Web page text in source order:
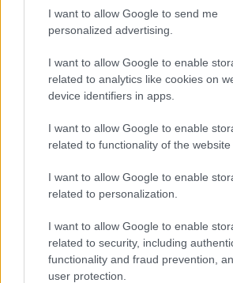
I want to allow Google to send me
personalized advertising.
I want to allow Google to enable
related to analytics like cookies on
device identifiers in apps.
I want to allow Google to enable
related to functionality of the website
I want to allow Google to enable
related to personalization.
I want to allow Google to enable
related to security, including
functionality and fraud prevention,
user protection.